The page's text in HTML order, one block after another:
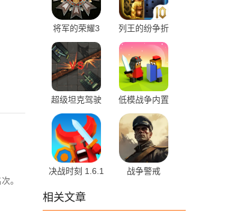
。
将军的荣耀3
1.7.10 最新版
列王的纷争折
扣平台 11.18.0
最新版
超级坦克驾驶
1.0 手机版
低模战争内置
菜单版
v2.12.3.14031
安卓版
决战时刻 1.6.1
战争警戒
相关文章